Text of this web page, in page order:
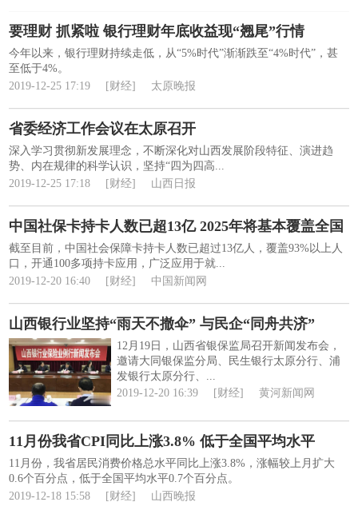
要理财 抓紧啦 银行理财年底收益现“翘尾”行情
今年以来，银行理财持续走低，从“5%时代”渐渐跌至“4%时代”，甚
至低于4%。
2019-12-25 17:19
[财经] 太原晚报
省委经济工作会议在太原召开
深入学习贯彻新发展理念，不断深化对山西发展阶段特征、演进趋
势、内在规律的科学认识，坚持“四为四高...
2019-12-25 17:18
[财经] 山西日报
中国社保卡持卡人数已超13亿 2025年将基本覆盖全国
截至目前，中国社会保障卡持卡人数已超过13亿人，覆盖93%以上人
口，开通100多项持卡应用，广泛应用于就...
2019-12-20 16:40
[财经] 中国新闻网
山西银行业坚持“雨天不撤伞” 与民企“同舟共济”
12月19日，山西省银保监局召开新闻发布会，
邀请大同银保监分局、民生银行太原分行、浦
发银行太原分行、...
2019-12-20 16:39
[财经] 黄河新闻网
11月份我省CPI同比上涨3.8% 低于全国平均水平
11月份，我省居民消费价格总水平同比上涨3.8%，涨幅较上月扩大
0.6个百分点，低于全国平均水平0.7个百分点。
2019-12-18 15:58
[财经] 山西晚报